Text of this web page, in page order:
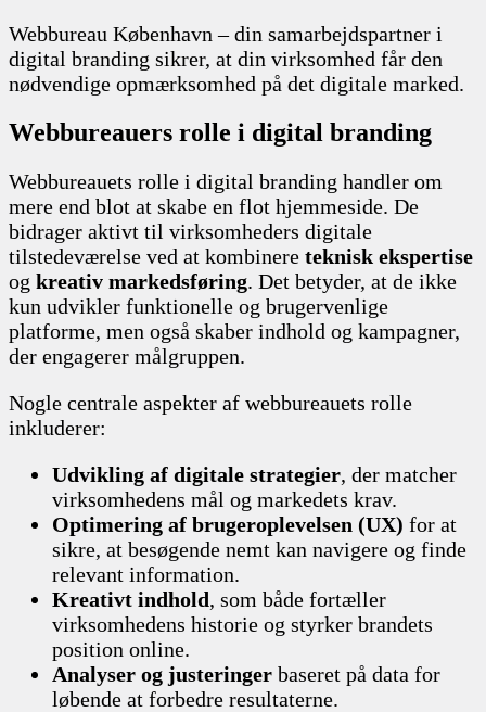
Webbureau København – din samarbejdspartner i
digital branding sikrer, at din virksomhed får den
nødvendige opmærksomhed på det digitale marked.
Webbureauers rolle i digital branding
Webbureauets rolle i digital branding handler om
mere end blot at skabe en flot hjemmeside. De
bidrager aktivt til virksomheders digitale
tilstedeværelse ved at kombinere teknisk ekspertise
og kreativ markedsføring. Det betyder, at de ikke
kun udvikler funktionelle og brugervenlige
platforme, men også skaber indhold og kampagner,
der engagerer målgruppen.
Nogle centrale aspekter af webbureauets rolle
inkluderer:
Udvikling af digitale strategier, der matcher
virksomhedens mål og markedets krav.
Optimering af brugeroplevelsen (UX) for at
sikre, at besøgende nemt kan navigere og finde
relevant information.
Kreativt indhold, som både fortæller
virksomhedens historie og styrker brandets
position online.
Analyser og justeringer baseret på data for
løbende at forbedre resultaterne.